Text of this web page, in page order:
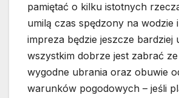
pamiętać o kilku istotnych
umilą czas spędzony na wodzie
impreza będzie jeszcze bardziej
wszystkim dobrze jest zabrać
wygodne ubrania oraz obuwie
warunków pogodowych – jeśli